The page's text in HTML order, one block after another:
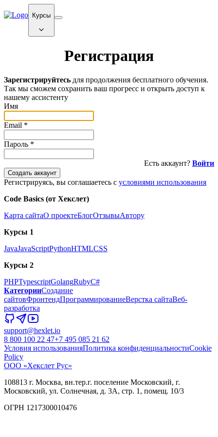
Курсы
Регистрация
Зарегистрируйтесь для продолжения бесплатного обучения.
Так мы сможем сохранить ваш прогресс и открыть доступ к
нашему ассистенту
Имя
Email *
Пароль *
Есть аккаунт? Войти
Создать аккаунт
Регистрируясь, вы соглашаетесь с условиями использования
Code Basics (от Хекслет)
Карта сайтаО проектеБлогОтзывыАвтору
Курсы 1
JavaJavaScriptPythonHTMLCSS
Курсы 2
PHPTypescriptGolangRubyC#
КатегорииСоздание
сайтовФронтендПрограммированиеВерстка сайтаВеб-
разработка
support@hexlet.io
8 800 100 22 47+7 495 085 21 62
Условия использованияПолитика конфиденциальностиCookie
Policy
ООО «Хекслет Рус»
108813 г. Москва, вн.тер.г. поселение Московский, г.
Московский, ул. Солнечная, д. 3А, стр. 1, помещ. 10/3
ОГРН 1217300010476